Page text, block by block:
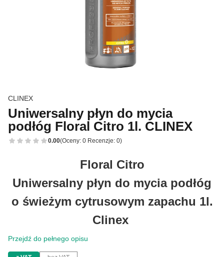
CLINEX
Uniwersalny płyn do mycia
podłóg Floral Citro 1l. CLINEX
0.00(Oceny: 0 Recenzje: 0)
Floral Citro
Uniwersalny płyn do mycia podłóg
o świeżym cytrusowym zapachu 1l.
Clinex
Przejdź do pełnego opisu